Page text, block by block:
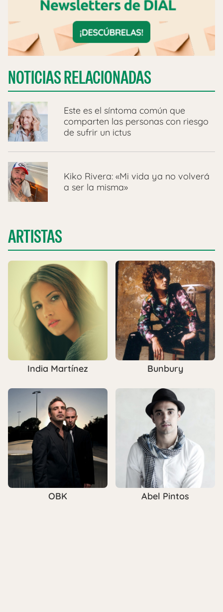
NOTICIAS RELACIONADAS
Este es el síntoma común que
comparten las personas con riesgo
de sufrir un ictus
Kiko Rivera: «Mi vida ya no volverá
a ser la misma»
ARTISTAS
India Martínez Bunbury
OBK Abel Pintos